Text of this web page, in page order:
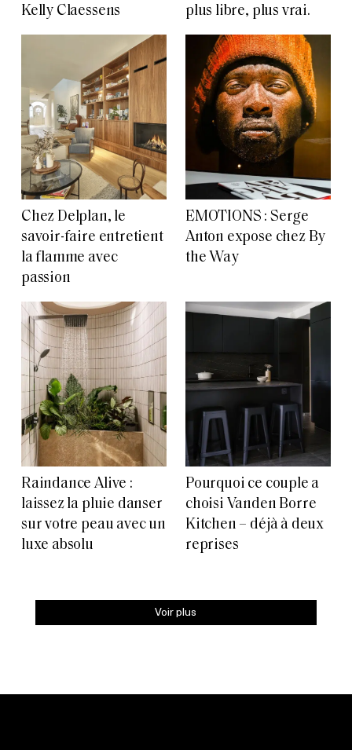
Kelly Claessens
plus libre, plus vrai.
Chez Delplan, le
savoir-faire entretient
la flamme avec
passion
EMOTIONS : Serge
Anton expose chez By
the Way
Raindance Alive :
laissez la pluie danser
sur votre peau avec un
luxe absolu
Pourquoi ce couple a
choisi Vanden Borre
Kitchen – déjà à deux
reprises
Voir plus